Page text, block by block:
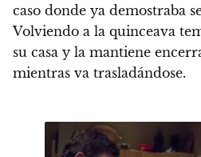
caso donde ya demostraba
Volviendo a la quinceava
su casa y la mantiene
mientras va trasladándose.